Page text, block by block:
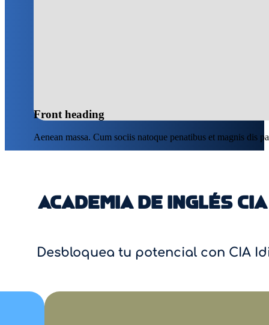
Front heading
Aenean massa. Cum sociis natoque penatibus et magnis dis
ACADEMIA DE INGLÉS
Desbloquea tu potencial con CIA